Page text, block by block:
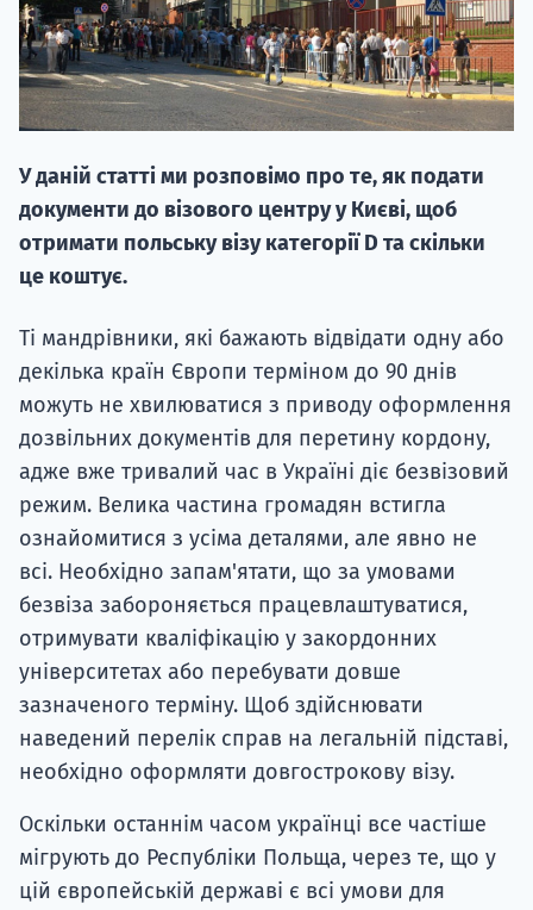
У даній статті ми розповімо про те, як подати
документи до візового центру у Києві, щоб
отримати польську візу категорії D та скільки
це коштує.
Ті мандрівники, які бажають відвідати одну або
декілька країн Європи терміном до 90 днів
можуть не хвилюватися з приводу оформлення
дозвільних документів для перетину кордону,
адже вже тривалий час в Україні діє безвізовий
режим. Велика частина громадян встигла
ознайомитися з усіма деталями, але явно не
всі. Необхідно запам'ятати, що за умовами
безвіза забороняється працевлаштуватися,
отримувати кваліфікацію у закордонних
університетах або перебувати довше
зазначеного терміну. Щоб здійснювати
наведений перелік справ на легальній підставі,
необхідно оформляти довгострокову візу.
Оскільки останнім часом українці все частіше
мігрують до Республіки Польща, через те, що у
цій європейській державі є всі умови для
НАБІР
вступ на